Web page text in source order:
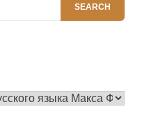
SEARCH